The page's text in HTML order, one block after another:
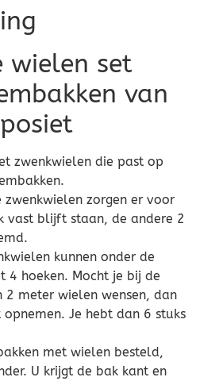
wielen set
van
zwenkwielen die past op
zwenkwielen zorgen er voor
vast blijft staan, de andere 2
kunnen onder de
4 hoeken. Mocht je bij de
2 meter wielen wensen, dan
Je hebt dan 6 stuks
met wielen besteld,
U krijgt de bak kant en